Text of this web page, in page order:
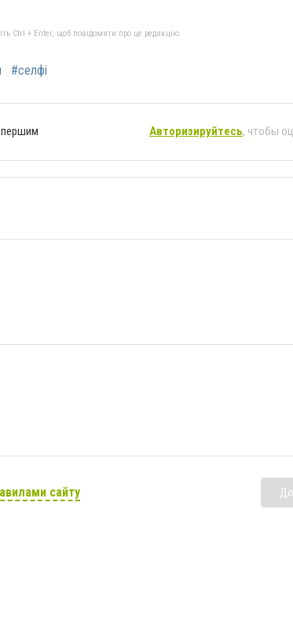
Ctrl + Enter, щоб повідомити про це редакцію
#селфі
першим Авторизируйтесь, чтобы
сайту